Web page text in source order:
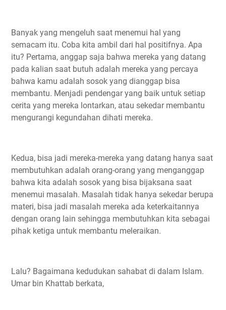
Banyak yang mengeluh saat menemui hal yang
semacam itu. Coba kita ambil dari hal positifnya. Apa
itu? Pertama, anggap saja bahwa mereka yang datang
pada kalian saat butuh adalah mereka yang percaya
bahwa kamu adalah sosok yang dianggap bisa
membantu. Menjadi pendengar yang baik untuk setiap
cerita yang mereka lontarkan, atau sekedar membantu
mengurangi kegundahan dihati mereka.
Kedua, bisa jadi mereka-mereka yang datang hanya saat
membutuhkan adalah orang-orang yang menganggap
bahwa kita adalah sosok yang bisa bijaksana saat
menemui masalah. Masalah tidak hanya sekedar berupa
materi, bisa jadi masalah mereka ada keterkaitannya
dengan orang lain sehingga membutuhkan kita sebagai
pihak ketiga untuk membantu meleraikan.
Lalu? Bagaimana kedudukan sahabat di dalam Islam.
Umar bin Khattab berkata,